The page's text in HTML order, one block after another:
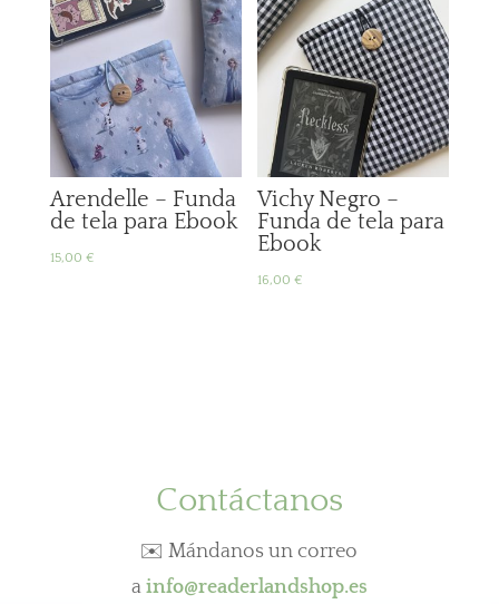
Arendelle – Funda
de tela para Ebook
15,00 €
Vichy Negro –
Funda de tela para
Ebook
16,00€
Contáctanos
✉️ Mándanos un correo
a info@readerlandshop.es